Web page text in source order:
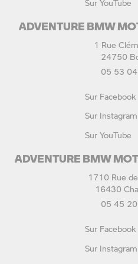
Sur YouTube
ADVENTURE BMW
1 Rue
24750
05 53
Sur Facebook
Sur Instagram
Sur YouTube
ADVENTURE BMW
1710 Rue
16430
05 45
Sur Facebook
Sur Instagram